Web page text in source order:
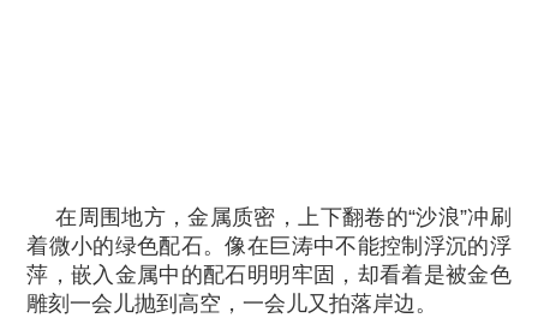
在周围地方，金属质密，上下翻卷的“沙浪”冲刷
着微小的绿色配石。像在巨涛中不能控制浮沉的浮
萍，嵌入金属中的配石明明牢固，却看着是被金色
雕刻一会儿抛到高空，一会儿又拍落岸边。